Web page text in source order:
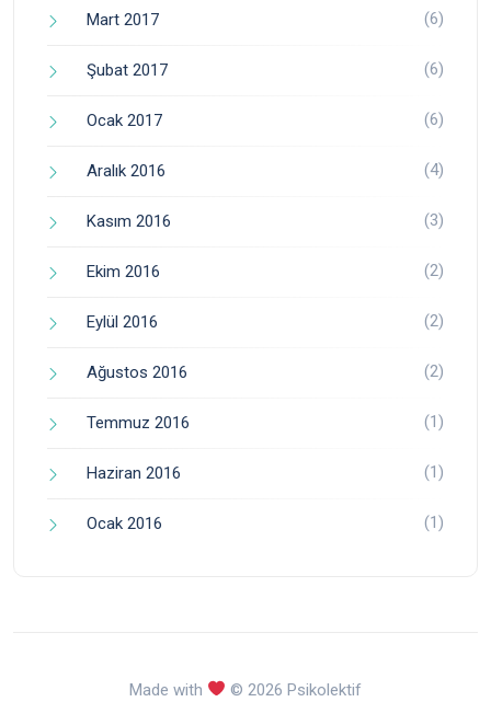
Mart 2017 (6)
Şubat 2017 (6)
Ocak 2017 (6)
Aralık 2016 (4)
Kasım 2016 (3)
Ekim 2016 (2)
Eylül 2016 (2)
Ağustos 2016 (2)
Temmuz 2016 (1)
Haziran 2016 (1)
Ocak 2016 (1)
Made with © 2026 Psikolektif